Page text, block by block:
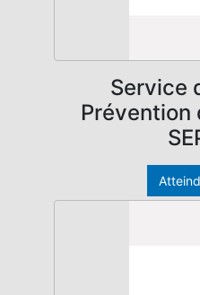
Service
Prévention